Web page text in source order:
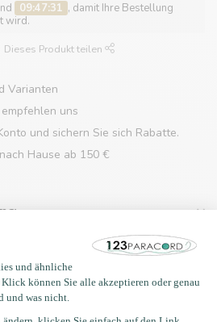
09:47:31 , damit Ihre Bestellung
wird.
Dieses Produkt teilen
Varianten
uns
und sichern Sie sich Rabatte.
Hause ab 150 €